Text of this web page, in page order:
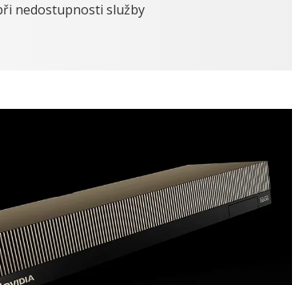
nedostupnosti služby